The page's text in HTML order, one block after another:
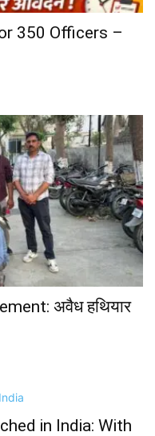
350 Officers –
अवैध हथियार
in India: With